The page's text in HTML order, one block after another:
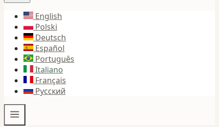
English
Polski
Deutsch
Español
Português
Italiano
Français
Русский